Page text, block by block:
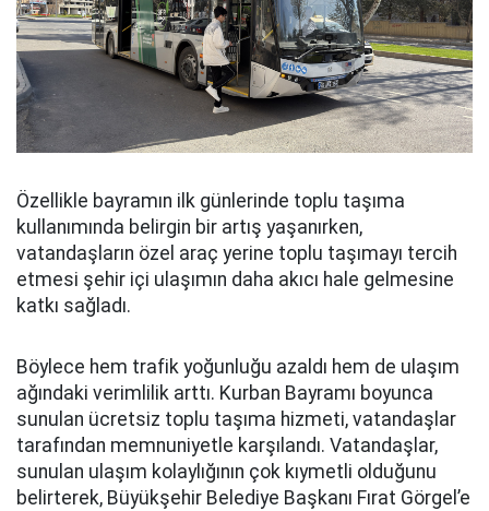
Özellikle bayramın ilk günlerinde toplu taşıma
kullanımında belirgin bir artış yaşanırken,
vatandaşların özel araç yerine toplu taşımayı tercih
etmesi şehir içi ulaşımın daha akıcı hale gelmesine
katkı sağladı.
Böylece hem trafik yoğunluğu azaldı hem de ulaşım
ağındaki verimlilik arttı. Kurban Bayramı boyunca
sunulan ücretsiz toplu taşıma hizmeti, vatandaşlar
tarafından memnuniyetle karşılandı. Vatandaşlar,
sunulan ulaşım kolaylığının çok kıymetli olduğunu
belirterek, Büyükşehir Belediye Başkanı Fırat Görgel’e